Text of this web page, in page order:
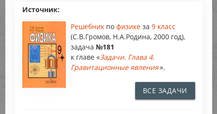
Источник:
Решебник по физике за 9 класс
(С.В.Громов, Н.А.Родина, 2000 год),
задача №181
к главе «Задачи. Глава 4.
Гравитационные явления».
ВСЕ ЗАДАЧИ